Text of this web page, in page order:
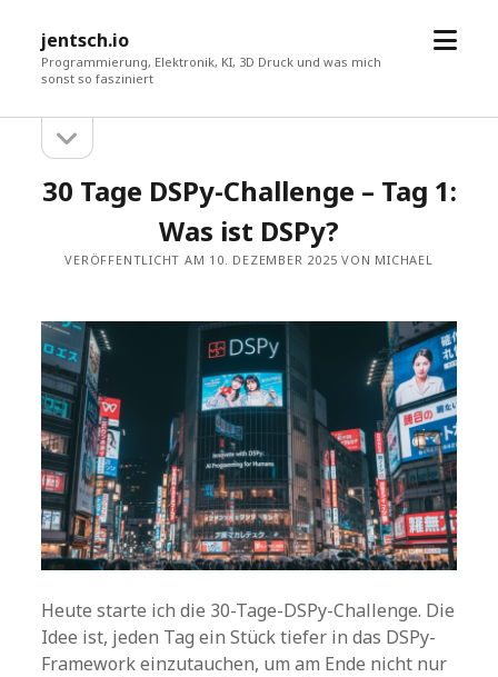
jentsch.io
Programmierung, Elektronik, KI, 3D Druck und was mich
sonst so fasziniert
Menü
Sidebaröffnen
30 Tage DSPy-Challenge – Tag 1:
Was ist DSPy?
VERÖFFENTLICHT AM 10. DEZEMBER 2025 VON MICHAEL
Heute starte ich die 30-Tage-DSPy-Challenge. Die
Idee ist, jeden Tag ein Stück tiefer in das DSPy-
Framework einzutauchen, um am Ende nicht nur